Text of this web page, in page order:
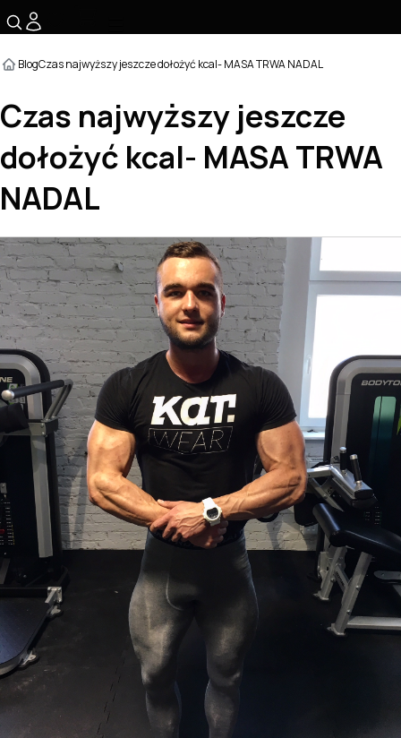
BlogCzas najwyższy jeszcze dołożyć kcal- MASA TRWA NADAL
Czas najwyższy jeszcze
dołożyć kcal- MASA TRWA
NADAL